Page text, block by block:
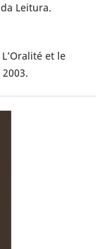
Leitura.
et le